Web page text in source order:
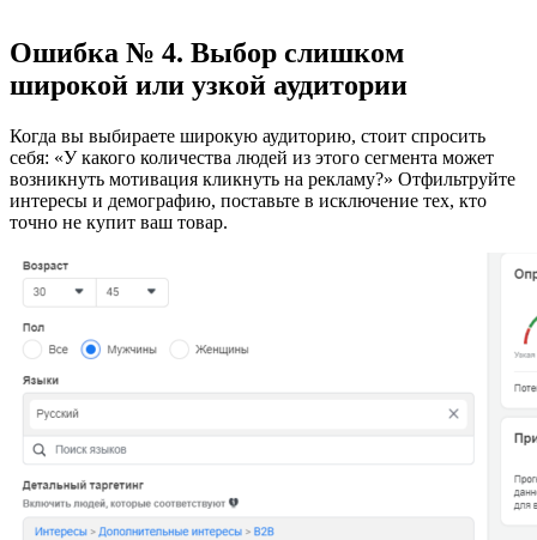
Ошибка № 4. Выбор слишком
широкой или узкой аудитории
Когда вы выбираете широкую аудиторию, стоит спросить
себя: «У какого количества людей из этого сегмента может
возникнуть мотивация кликнуть на рекламу?» Отфильтруйте
интересы и демографию, поставьте в исключение тех, кто
точно не купит ваш товар.